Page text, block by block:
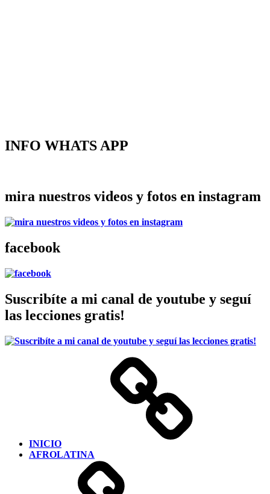
INFO WHATS APP
mira nuestros videos y fotos en instagram
facebook
Suscribíte a mi canal de youtube y seguí
las lecciones gratis!
INICIO
AFROLATINA